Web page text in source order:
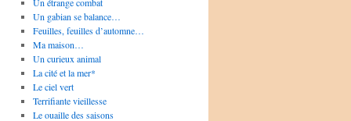
Un gabian se balance…
Feuilles, feuilles d’automne…
Ma maison…
Un curieux animal
La cité et la mer*
Le ciel vert
Terrifiante vieillesse
Le ouaille des saisons